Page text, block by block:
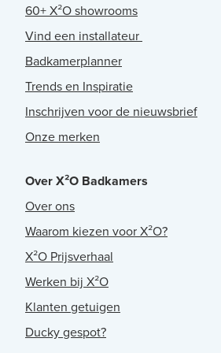
60+ X²O showrooms
Vind een installateur
Badkamerplanner
Trends en Inspiratie
Inschrijven voor de nieuwsbrief
Onze merken
Over X²O Badkamers
Over ons
Waarom kiezen voor X²O?
X²O Prijsverhaal
Werken bij X²O
Klanten getuigen
Ducky gespot?